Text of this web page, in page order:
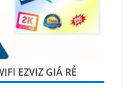
EZVIZ GIÁ RẺ